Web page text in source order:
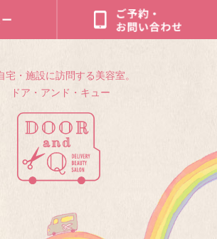
宅・施設に訪問する美容室。
ドア・アンド・キュー